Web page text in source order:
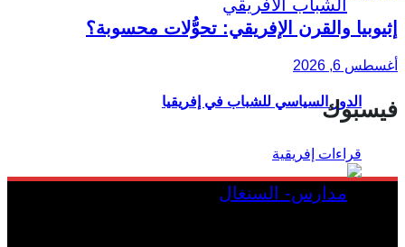
الدور السياسي للشباب في إفريقيا
إثيوبيا والقرن الإفريقي: تحوُّلات محسوبة؟
أغسطس 6, 2026
فيسبوك